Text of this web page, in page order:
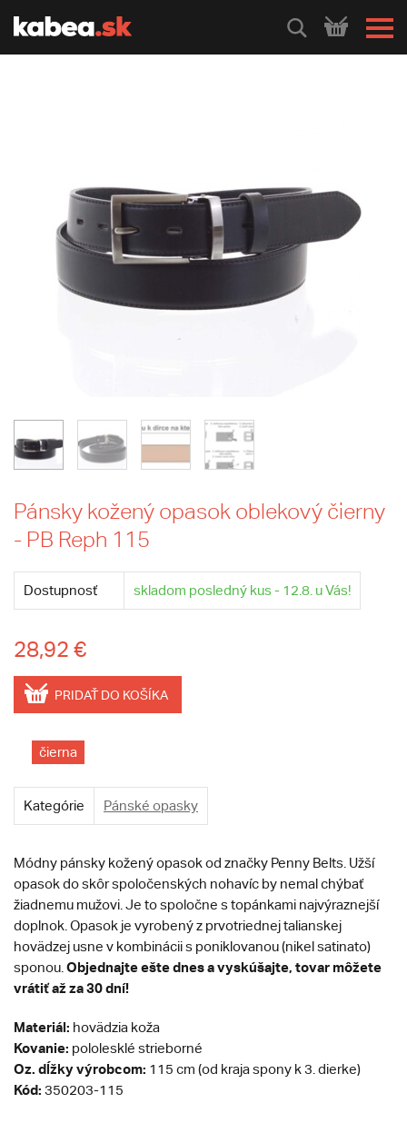
HLEDEJ
Pánsky kožený opasok oblekový čierny
- PB Reph 115
Dostupnosť skladom posledný kus - 12.8. u Vás!
28,92 €
PRIDAŤ DO KOŠÍKA
čierna
Kategórie Pánské opasky
Módny pánsky kožený opasok od značky Penny Belts. Užší
opasok do skôr spoločenských nohavíc by nemal chýbať
žiadnemu mužovi. Je to spoločne s topánkami najvýraznejší
doplnok. Opasok je vyrobený z prvotriednej talianskej
hovädzej usne v kombinácii s poniklovanou (nikel satinato)
sponou. Objednajte ešte dnes a vyskúšajte, tovar môžete
vrátiť až za 30 dní!
Materiál: hovädzia koža
Kovanie: pololesklé strieborné
Oz. dĺžky výrobcom: 115 cm (od kraja spony k 3. dierke)
Kód: 350203-115